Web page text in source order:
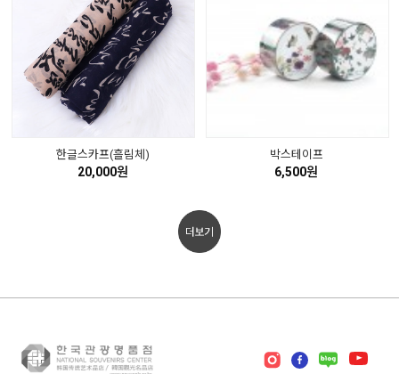
한글스카프(흘림체)
20,000원
박스테이프
6,500원